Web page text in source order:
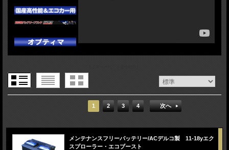
1 2 3 4 次へ
メンテナンスフリーバッテリー/ACデルコ製 11-18yエク
スプローラー・エコブースト